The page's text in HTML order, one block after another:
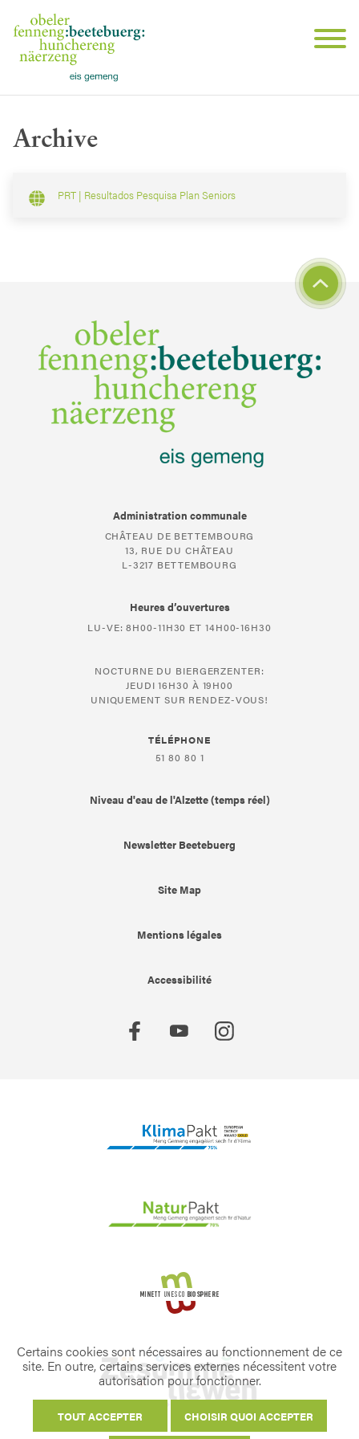
Archive
PRT | Resultados Pesquisa Plan Seniors
Administration communale
CHÂTEAU DE BETTEMBOURG
13, RUE DU CHÂTEAU
L-3217 BETTEMBOURG
Heures d’ouvertures
LU-VE: 8H00-11H30 ET 14H00-16H30
NOCTURNE DU BIERGERZENTER:
JEUDI 16H30 À 19H00
UNIQUEMENT SUR RENDEZ-VOUS!
TÉLÉPHONE
51 80 80 1
Niveau d'eau de l'Alzette (temps réel)
Newsletter Beetebuerg
Site Map
Mentions légales
Accessibilité
Certains cookies sont nécessaires au fonctionnement de ce
site. En outre, certains services externes nécessitent votre
autorisation pour fonctionner.
TOUT ACCEPTER CHOISIR QUOI ACCEPTER